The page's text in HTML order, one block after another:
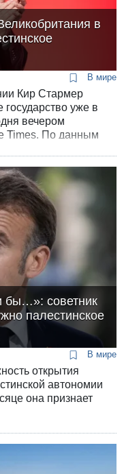
в
В мире
Кир Стармер
уже в
вечером
Times. По данным
бы…»: советник
палестинское
В мире
открытия
автономии
она признает